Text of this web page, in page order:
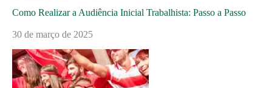
Como Realizar a Audiência Inicial Trabalhista: Passo a Passo
30 de março de 2025